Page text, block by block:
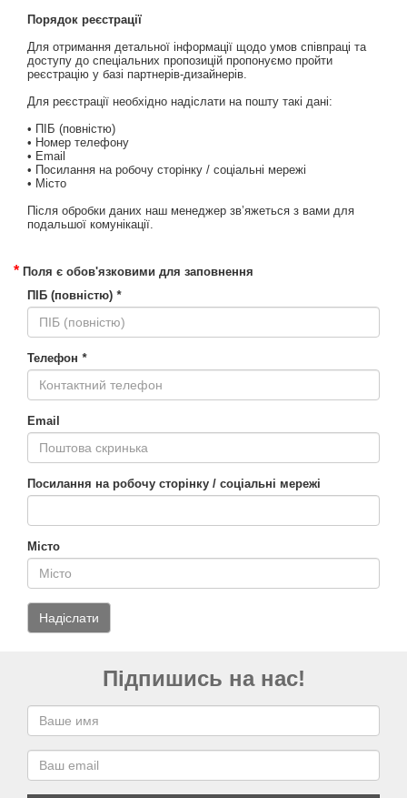
Порядок реєстрації
Для отримання детальної інформації щодо умов співпраці та
доступу до спеціальних пропозицій пропонуємо пройти
реєстрацію у базі партнерів-дизайнерів.
Для реєстрації необхідно надіслати на пошту такі дані:
• ПІБ (повністю)
• Номер телефону
• Email
• Посилання на робочу сторінку / соціальні мережі
• Місто
Після обробки даних наш менеджер зв’яжеться з вами для
подальшої комунікації.
* Поля є обов'язковими для заповнення
ПІБ (повністю) *
Телефон *
Email
Посилання на робочу сторінку / соціальні мережі
Місто
Підпишись на нас!